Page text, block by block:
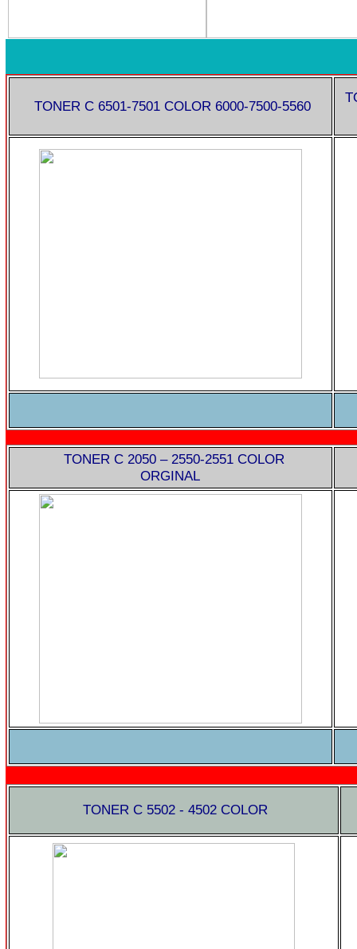
TONER C 6501-7501 COLOR 6000-7500-5560
TONER C 2050 – 2550-2551 COLOR
ORGINAL
TONER C 5502 - 4502 COLOR